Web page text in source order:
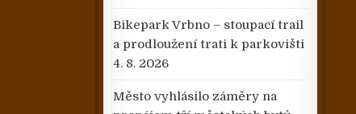
Bikepark Vrbno – stoupací trail
a prodloužení trati k parkovišti
4. 8. 2026
Město vyhlásilo záměry na